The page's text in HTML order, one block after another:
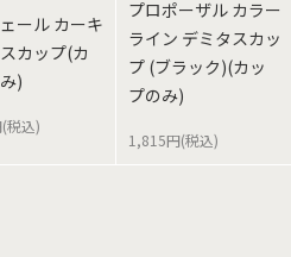
ール カーキ
カップ(カ
)
税込)
プロポーザル カラー
ライン デミタスカッ
プ (ブラック)(カッ
プのみ)
1,815円(税込)